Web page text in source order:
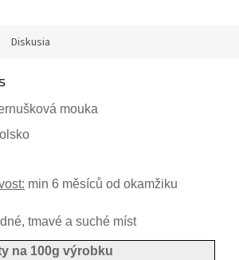
Diskusia
mouka
min 6 měsíců od okamžiku
tmavé a suché míst
na 100g výrobku